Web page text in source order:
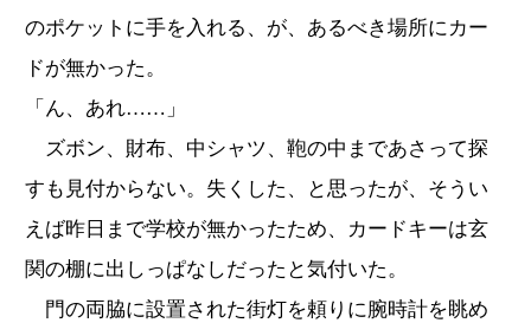
のポケットに手を入れる、が、あるべき場所にカー
ドが無かった。
「ん、あれ……」
ズボン、財布、中シャツ、鞄の中まであさって探
すも見付からない。失くした、と思ったが、そうい
えば昨日まで学校が無かったため、カードキーは玄
関の棚に出しっぱなしだったと気付いた。
門の両脇に設置された街灯を頼りに腕時計を眺め